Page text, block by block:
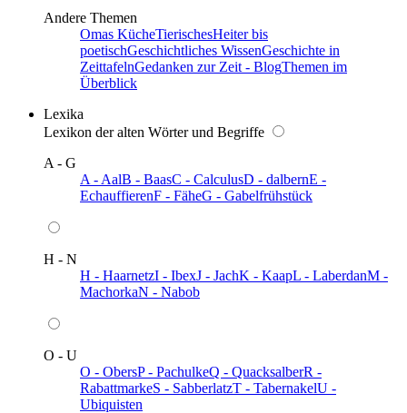
Andere Themen
Omas KücheTierischesHeiter bis
poetischGeschichtliches WissenGeschichte in
ZeittafelnGedanken zur Zeit - BlogThemen im
Überblick
Lexika
Lexikon der alten Wörter und Begriffe
A - G
A - AalB - BaasC - CalculusD - dalbernE -
EchauffierenF - FäheG - Gabelfrühstück
H - N
H - HaarnetzI - IbexJ - JachK - KaapL - LaberdanM -
MachorkaN - Nabob
O - U
O - ObersP - PachulkeQ - QuacksalberR -
RabattmarkeS - SabberlatzT - TabernakelU -
Ubiquisten